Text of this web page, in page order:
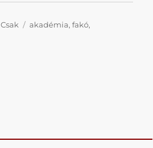
Kategória
Csak Címke
akadémia,fakó,